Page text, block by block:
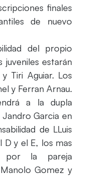
finales
de nuevo
del propio
juveniles estarán
Tiri Aguiar. Los
y Ferran Arnau.
a la dupla
Garcia en
de LLuis
D y el E, los mas
por la pareja
Gomez y